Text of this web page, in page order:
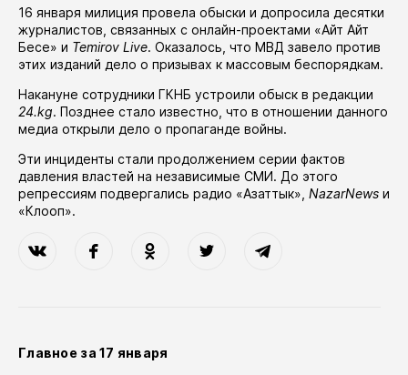
16 января милиция провела обыски и допросила десятки
журналистов, связанных с онлайн-проектами «Айт Айт
Бесе» и Temirov Live. Оказалось, что МВД завело против
этих изданий дело о призывах к массовым беспорядкам.
Накануне сотрудники ГКНБ устроили обыск в редакции
24.kg. Позднее стало известно, что в отношении данного
медиа открыли дело о пропаганде войны.
Эти инциденты стали продолжением серии фактов
давления властей на независимые СМИ. До этого
репрессиям подвергались радио «Азаттык» NazarNews и
«Клооп».
Главное за 17 января